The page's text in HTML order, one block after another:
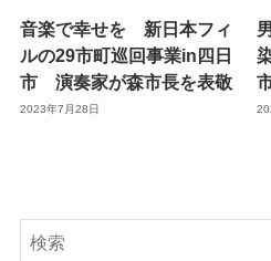
音楽で幸せを 新日本フィ
ルの29市町巡回事業in四日
市 演奏家が森市長を表敬
2023年7月28日